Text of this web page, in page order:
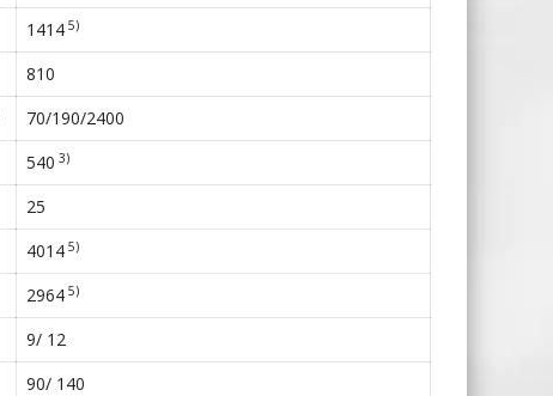
1414 5)
810
70/190/2400
540 3)
25
4014 5)
2964 5)
9/ 12
90/ 140